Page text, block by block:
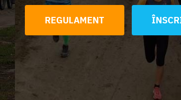
REGULAMENT